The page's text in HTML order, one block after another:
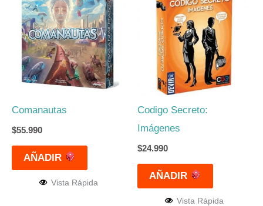
Comanautas
$55.990
AÑADIR
Vista Rápida
Codigo Secreto:
Imágenes
$24.990
AÑADIR
Vista Rápida